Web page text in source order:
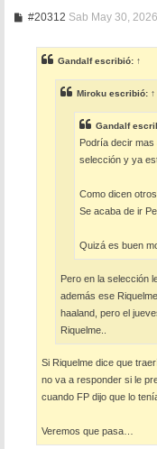
#20312M
a
j
e
Sab May 30,
Gandalfescribió: ↑
Miroku escribió: ↑
Gandalf
Podría decir
selección y ya
Como dicen
Se acaba de ir
Quizá es buen
Pero en la selección
además ese
haaland, pero el
Riquelme..
Si Riquelme dice que
no va a responder si le
cuando FP dijo que lo
Veremos que pasa…